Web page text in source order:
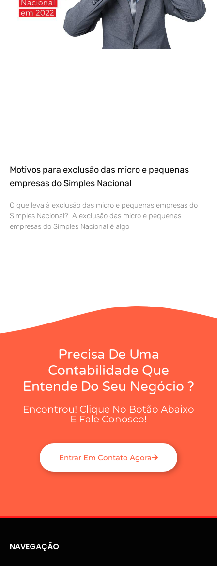
Motivos para exclusão das micro e pequenas
empresas do Simples Nacional
O que leva à exclusão das micro e pequenas empresas do
Simples Nacional? A exclusão das micro e pequenas
empresas do Simples Nacional é algo
Precisa De Uma
Contabilidade Que
Entende Do Seu Negócio ?
Encontrou! Clique No Botão Abaixo
E Fale Conosco!
Entrar Em Contato Agora
NAVEGAÇÃO